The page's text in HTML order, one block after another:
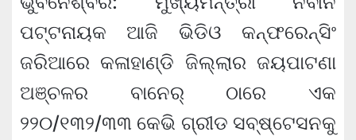
ପଟ୍ଟନାୟକ ଆଜି ଭିଡିଓ କନ୍‌ଫରେନ୍‌ସିଂ
ଜରିଆରେ କଳାହାଣ୍ଡି ଜିଲ୍ଲାର ଜୟପାଟଣା
ଅଞ୍ଚଳର ବାନେର୍‌ ଠାରେ ଏକ
୨୨୦/୧୩୨/୩୩ କେଭି ଗ୍ରୀଡ ସବ୍‌ଷ୍ଟେସନକୁ